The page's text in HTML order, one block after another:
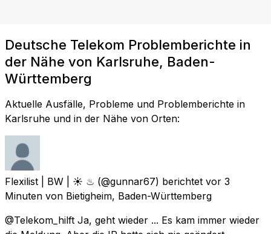
Deutsche Telekom Problemberichte in
der Nähe von Karlsruhe, Baden-
Württemberg
Aktuelle Ausfälle, Probleme und Problemberichte in
Karlsruhe und in der Nähe von Orten:
Flexilist | BW | ☀ ♨ (@gunnar67) berichtet vor 3
Minuten von Bietigheim, Baden-Württemberg
@Telekom_hilft Ja, geht wieder ... Es kam immer wieder